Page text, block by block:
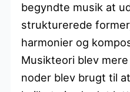
begyndte musik at
strukturerede
harmonier og
Musikteori blev
noder blev brugt til